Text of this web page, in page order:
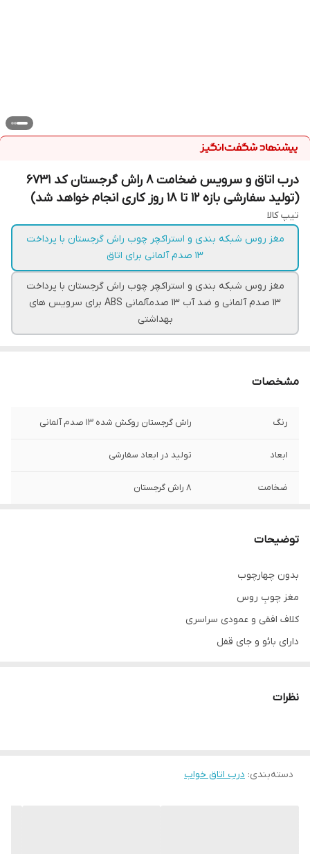
درب اتاق و سرویس ضخامت ۸ راش گرجستان کد 6731
(تولید سفارشی بازه ۱۲ تا ۱۸ روز کاری انجام خواهد شد)
تیپ کالا
مغز روس شبکه بندی و استراکچر چوب راش گرجستان با پرداخت
۱۳ صدم آلمانی برای اتاق
مغز روس شبکه بندی و استراکچر چوب راش گرجستان با پرداخت
۱۳ صدم آلمانی و ضد آب ۱۳ صدمآلمانی ABS برای سرویس های
بهداشتی
مشخصات
رنگ راش گرجستان روکش شده ۱۳ صدم آلمانی
ابعاد تولید در ابعاد سفارشی
ضخامت ۸ راش گرجستان
توضیحات
بدون چهارچوب
مغز چوبِ روس
کلاف افقی و عمودی سراسری
دارای بائو و جای قفل
ابعاد استاندارد ۷۸ × ۲۰۵
نظرات
دسته‌بندی: درب اتاق خواب